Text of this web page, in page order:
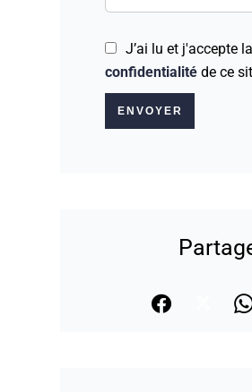
J’ai lu et j'accepte la
confidentialité de ce
ENVOYER